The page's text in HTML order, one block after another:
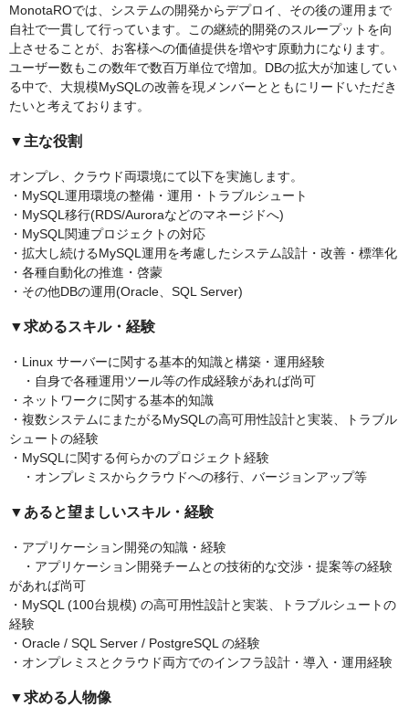
MonotaROでは、システムの開発からデプロイ、その後の運用まで
自社で一貫して行っています。この継続的開発のスループットを向
上させることが、お客様への価値提供を増やす原動力になります。
ユーザー数もこの数年で数百万単位で増加。DBの拡大が加速してい
る中で、大規模MySQLの改善を現メンバーとともにリードいただき
たいと考えております。
▼主な役割
オンプレ、クラウド両環境にて以下を実施します。
・MySQL運用環境の整備・運用・トラブルシュート
・MySQL移行(RDS/Auroraなどのマネージドへ)
・MySQL関連プロジェクトの対応
・拡大し続けるMySQL運用を考慮したシステム設計・改善・標準化
・各種自動化の推進・啓蒙
・その他DBの運用(Oracle、SQL Server)
▼求めるスキル・経験
・Linux サーバーに関する基本的知識と構築・運用経験
・自身で各種運用ツール等の作成経験があれば尚可
・ネットワークに関する基本的知識
・複数システムにまたがるMySQLの高可用性設計と実装、トラブル
シュートの経験
・MySQLに関する何らかのプロジェクト経験
・オンプレミスからクラウドへの移行、バージョンアップ等
▼あると望ましいスキル・経験
・アプリケーション開発の知識・経験
・アプリケーション開発チームとの技術的な交渉・提案等の経験
があれば尚可
・MySQL (100台規模) の高可用性設計と実装、トラブルシュートの
経験
・Oracle / SQL Server / PostgreSQL の経験
・オンプレミスとクラウド両方でのインフラ設計・導入・運用経験
▼求める人物像